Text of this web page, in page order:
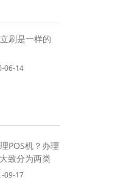
刷是一样的
06-14
POS机？办理
致分为两类
09-17